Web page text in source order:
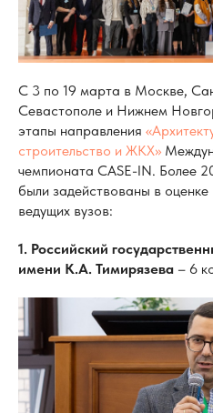
С 3 по 19 марта в Москве,
Севастополе и Нижнем
этапы направления
строительство и ЖКХ»
чемпионата CASE-IN. Более
были задействованы в
ведущих вузов:
1. Российский
имени К.А. Тимирязева – 6